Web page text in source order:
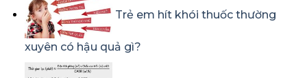
Trẻ em hít khói thuốc thường
xuyên có hậu quả gì?